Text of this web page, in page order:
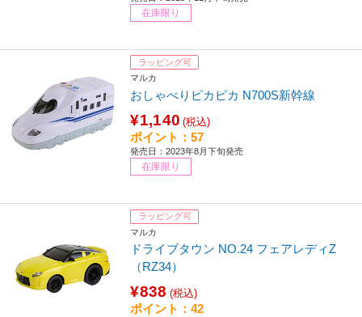
在庫限り
ラッピング可
マルカ
おしゃべりピカピカ N700S新幹線
¥1,140 (税込)
ポイント：57
発売日：2023年8月下旬発売
在庫限り
ラッピング可
マルカ
ドライブタウン NO.24 フェアレディZ
（RZ34）
¥838 (税込)
ポイント：42